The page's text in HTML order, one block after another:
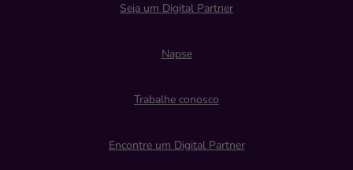
Seja um Digital Partner
Napse
Trabalhe conosco
Encontre um Digital Partner